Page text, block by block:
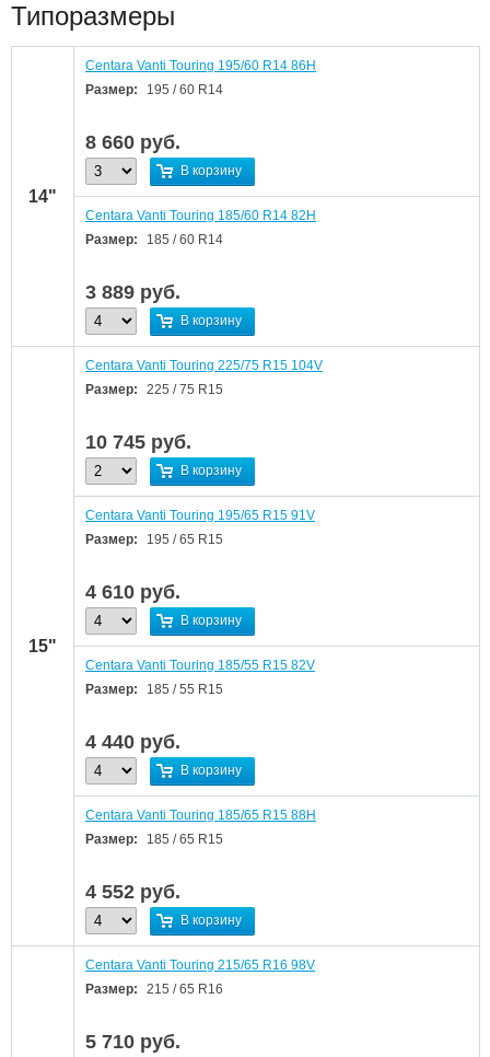
Типоразмеры
14"
Centara Vanti Touring 195/60 R14 86H
Размер:
195 / 60 R14
8 660 руб.
В корзину
Centara Vanti Touring 185/60 R14 82H
Размер:
185 / 60 R14
3 889 руб.
В корзину
15"
Centara Vanti Touring 225/75 R15 104V
Размер:
225 / 75 R15
10 745 руб.
В корзину
Centara Vanti Touring 195/65 R15 91V
Размер:
195 / 65 R15
4 610 руб.
В корзину
Centara Vanti Touring 185/55 R15 82V
Размер:
185 / 55 R15
4 440 руб.
В корзину
Centara Vanti Touring 185/65 R15 88H
Размер:
185 / 65 R15
4 552 руб.
В корзину
Centara Vanti Touring 215/65 R16 98V
Размер:
215 / 65 R16
5 710 руб.